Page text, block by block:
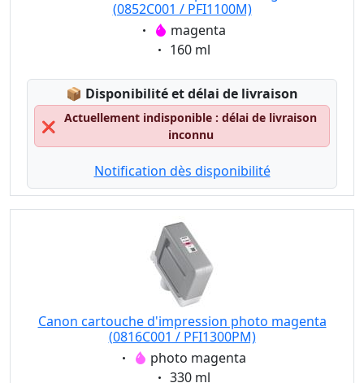
(0852C001 / PFI1100M)
Eigenschaft:
magenta
Eigenschaft:
160 ml
📦 Lagerstatus:
Disponibilité et délai de livraison
❌
Actuellement indisponible : délai de livraison
inconnu
Notification dès disponibilité
Canon cartouche d'impression photo magenta
(0816C001 / PFI1300PM)
Eigenschaft:
photo magenta
Eigenschaft:
330 ml